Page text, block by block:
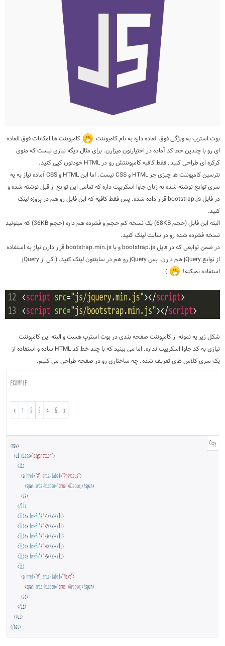
بوت استرپ یه ویژگی فوق العاده داره به نام کامپوننت
کامپوننت ها امکانات فوق العاده
ای رو با چندین خط کد آماده در اختیارتون میزارن. برای مثال دیگه نیازی نیست که منوی
کرکره ای طراحی کنید , فقط کافیه کامپوننتش رو در HTML خودتون کپی کنید.
نترسین کامپوننت ها چیزی جز HTML و CSS نیست. اما این HTML و CSS آماده نیاز به یه
سری توابع نوشته شده به زبان جاوا اسکریپت داره که تمامی این توابع از قبل نوشته شده و
در فایل bootstrap.js قرار داده شده. پس فقط کافیه که این فایل رو هم در پروژه لینک
کنید.
البته این فایل (حجم 68KB) یک نسخه کم حجم و فشرده هم داره (حجم 36KB) که میتونید
نسخه فشرده شده رو در سایت لینک کنید.
در ضمن توابعی که در فایل bootstrap.js و یا bootstrap.min.js قرار دارن نیاز به استفاده
از توابع jQuery هم دارن. پس jQuery رو هم در سایتتون لینک کنید. ( کی از jQuery
استفاده نمیکنه!
)
شکل زیر یه نمونه از کامپوننت صفحه بندی در بوت استرپ هست و البته این کامپوننت
نیازی به کد جاوا اسکریپت نداره. اما می بینید که با چند خط کد HTML ساده و استفاده از
یک سری کلاس های تعریف شده , چه ساختاری رو در صفحه طراحی می کنیم.